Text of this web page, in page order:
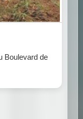
Boulevard de